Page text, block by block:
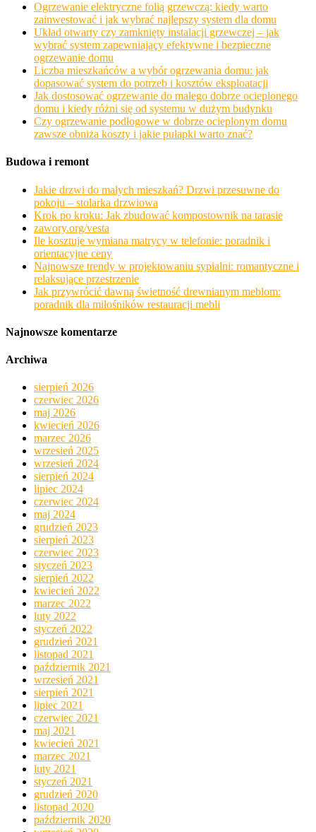
Ogrzewanie elektryczne folią grzewczą: kiedy warto
zainwestować i jak wybrać najlepszy system dla domu
Układ otwarty czy zamknięty instalacji grzewczej – jak
wybrać system zapewniający efektywne i bezpieczne
ogrzewanie domu
Liczba mieszkańców a wybór ogrzewania domu: jak
dopasować system do potrzeb i kosztów eksploatacji
Jak dostosować ogrzewanie do małego dobrze ocieplonego
domu i kiedy różni się od systemu w dużym budynku
Czy ogrzewanie podłogowe w dobrze ocieplonym domu
zawsze obniża koszty i jakie pułapki warto znać?
Budowa i remont
Jakie drzwi do małych mieszkań? Drzwi przesuwne do
pokoju – stolarka drzwiowa
Krok po kroku: Jak zbudować kompostownik na tarasie
zawory.org/vesta
Ile kosztuje wymiana matrycy w telefonie: poradnik i
orientacyjne ceny
Najnowsze trendy w projektowaniu sypialni: romantyczne i
relaksujące przestrzenie
Jak przywrócić dawną świetność drewnianym meblom:
poradnik dla miłośników restauracji mebli
Najnowsze komentarze
Archiwa
sierpień 2026
czerwiec 2026
maj 2026
kwiecień 2026
marzec 2026
wrzesień 2025
wrzesień 2024
sierpień 2024
lipiec 2024
czerwiec 2024
maj 2024
grudzień 2023
sierpień 2023
czerwiec 2023
styczeń 2023
sierpień 2022
kwiecień 2022
marzec 2022
luty 2022
styczeń 2022
grudzień 2021
listopad 2021
październik 2021
wrzesień 2021
sierpień 2021
lipiec 2021
czerwiec 2021
maj 2021
kwiecień 2021
marzec 2021
luty 2021
styczeń 2021
grudzień 2020
listopad 2020
październik 2020